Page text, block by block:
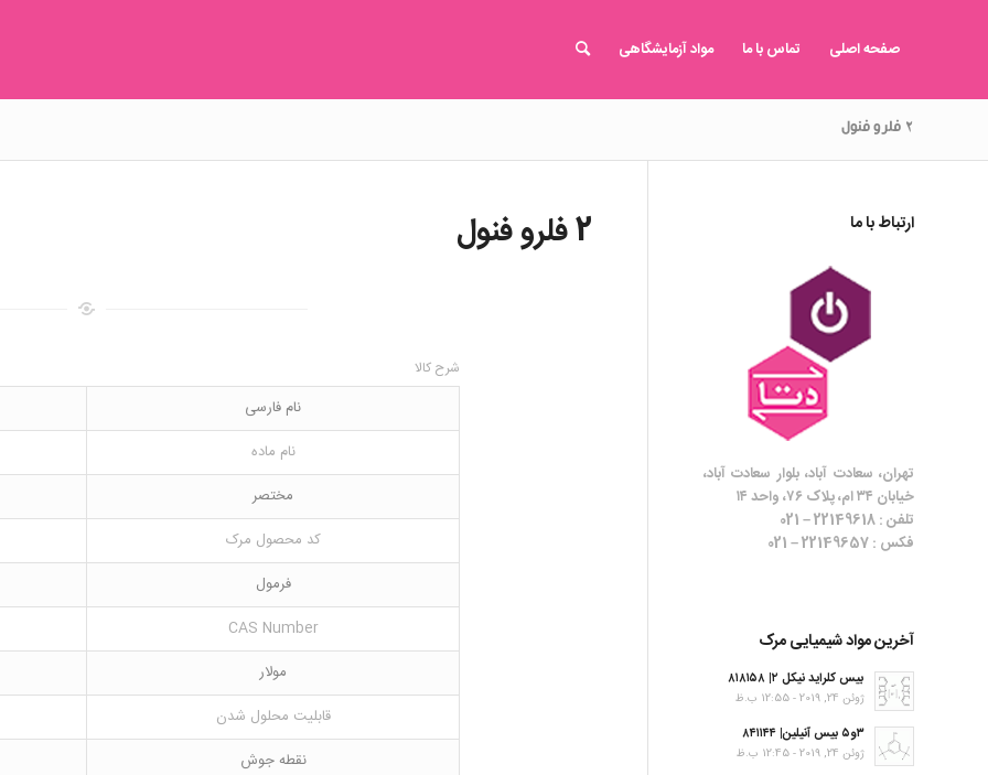
صفحه اصلی تماس با ما مواد آزمایشگاهی
۲ فلرو فنول
2 فلرو فنول
شرح کالا
نام فارسی
نام ماده
مختصر
کد محصول مرک
فرمول
CAS Number
مولار
قابلیت محلول شدن
نقطه جوش
ارتباط با ما
تهران، سعادت آباد، بلوار سعادت آباد،
خیابان ۳۴ ام، پلاک ۷۶، واحد ۱۴
تلفن : 22149618 – 021
فکس : 22149657 – 021
آخرین مواد شیمیایی مرک
بیس کلراید نیکل ۲| ۸۱۸۱۵۸
ژوئن 24, 2019 - 12:55 ب.ظ
۳و۵ بیس آنیلین| ۸۴۱۱۴۴
ژوئن 24, 2019 - 12:45 ب.ظ